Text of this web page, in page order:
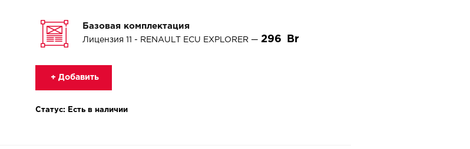
Базовая комплектация
Лицензия 11 - RENAULT ECU EXPLORER —296
+ Добавить
Статус: Есть в наличии